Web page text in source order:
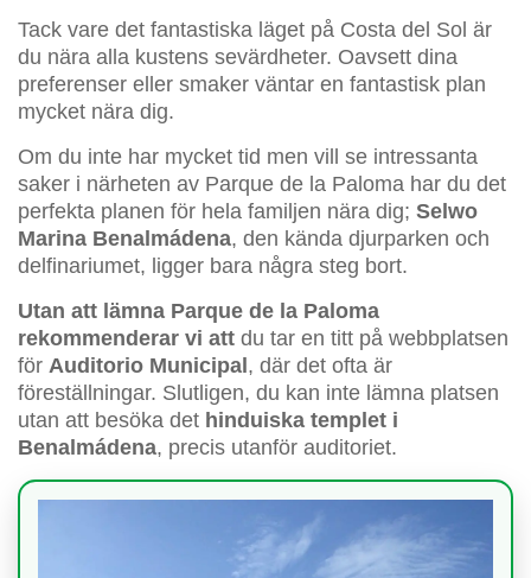
Tack vare det fantastiska läget på Costa del Sol är
du nära alla kustens sevärdheter. Oavsett dina
preferenser eller smaker väntar en fantastisk plan
mycket nära dig.
Om du inte har mycket tid men vill se intressanta
saker i närheten av Parque de la Paloma har du det
perfekta planen för hela familjen nära dig; Selwo
Marina Benalmádena, den kända djurparken och
delfinariumet, ligger bara några steg bort.
Utan att lämna Parque de la Paloma
rekommenderar vi att du tar en titt på webbplatsen
för Auditorio Municipal , där det ofta är
föreställningar. Slutligen, du kan inte lämna platsen
utan att besöka det hinduiska templet i
Benalmádena, precis utanför auditoriet.